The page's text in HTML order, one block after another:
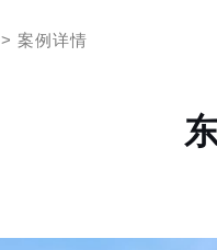
> 案例详情